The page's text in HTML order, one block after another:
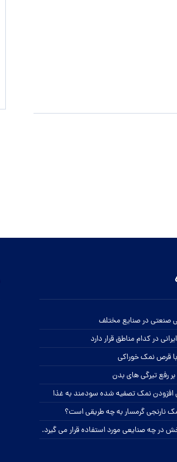
صنعتی در صنایع مختلف
در کدام مناطق قرار دارد
با قرص نمک خوراکی
رفع تیرگی های بدن
افزودن نمک تصفیه شده سودمند به غذا
گرمسار به چه طریقی است؟
در چه صنایعی مورد استفاده قرار می گیرد.